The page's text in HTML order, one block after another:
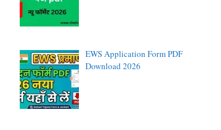
EWS Application Form PDF
Download 2026